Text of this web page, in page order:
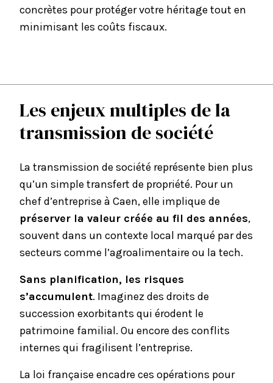
concrètes pour protéger votre héritage tout en
minimisant les coûts fiscaux.
Les enjeux multiples de la
transmission de société
La transmission de société représente bien plus
qu’un simple transfert de propriété. Pour un
chef d’entreprise à Caen, elle implique de
préserver la valeur créée au fil des années,
souvent dans un contexte local marqué par des
secteurs comme l’agroalimentaire ou la tech.
Sans planification, les risques
s’accumulent. Imaginez des droits de
succession exorbitants qui érodent le
patrimoine familial. Ou encore des conflits
internes qui fragilisent l’entreprise.
La loi française encadre ces opérations pour